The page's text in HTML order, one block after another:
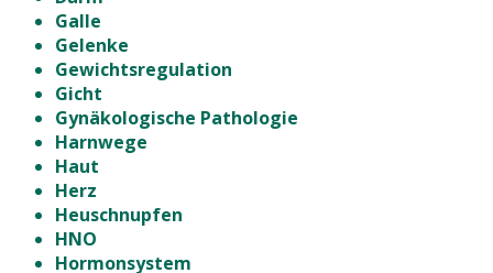
Galle
Gelenke
Gewichtsregulation
Gicht
Gynäkologische Pathologie
Harnwege
Haut
Herz
Heuschnupfen
HNO
Hormonsystem